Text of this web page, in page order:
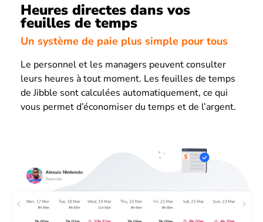
Heures directes dans vos
feuilles de temps
Un système de paie plus simple pour tous
Le personnel et les managers peuvent consulter
leurs heures à tout moment. Les feuilles de temps
de Jibble sont calculées automatiquement, ce qui
vous permet d’économiser du temps et de l’argent.